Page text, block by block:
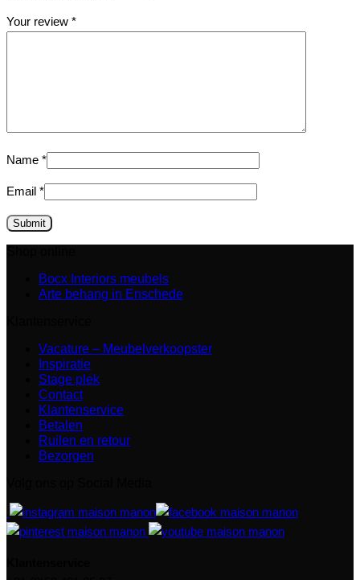
Your review *
Name *
Email *
Bocx Interiors meubels
Arte behang in Enschede
Vacature – Meubelverkoopster
Inspiratie
Stage plek
Contact
Klantenservice
Betalen
Ruilen en retour
Bezorgen